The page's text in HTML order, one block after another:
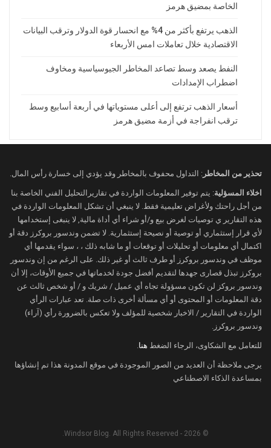
الخاصة بمضيق هرمز
الذهب يرتفع بأكثر من 4% مع انحسار قوة الدولار وترقب البيانات
الاقتصادية خلال تعاملات امس الأربعاء
النفط يصعد وسط تصاعد المخاطر الجيوسياسية ومخاوف
اضطراب الإمدادات
أسعار الذهب ترتفع إلى أعلى مستوياتها في أربعة أسابيع وسط
ترقب انفراجة في أزمة مضيق هرمز
تحذير من المخاطر : التداول محفوف بالمخاطر وقد يؤدي إلى خسارة رأس المال.
اخلاء المسؤلية: يتم توفير المعلومات الواردة في تقاريرالتحليل الفني الخاصة بنا
من أجل راحتك ولأغراض تعليمية فقط. لا ينبغي أن تشكل المعلومات الواردة في
هذه التقارير ي توصيات لغرض بيع و/أو شراء أي أداة مالية, لا ينبغى إستخدامها
لأي قرار إستثماري أو توصية أو نصيحة إستثمارية. لا تضمن وندسور بروكرز دقة أو
اكتمال أي معلومات أو تحليلات أو توقعات أو ما شابه ذلك ، ، سواء يقدمها أي
موظف في وندسور بروكرز أو طرف ثالث أو غير ذلك. على الرغم من إن وندسور
بروكرز تبذل قصارى جهدها لتقديم أفضل جودة لخدماتها في جميع الأوقات، إلا أن
وندسور بروكز لن تكون مسؤولة تجاه أي عميل / شريك و / أو شخص ثالث عن
دقة المعلومات أو المحتوى أو أي مسألة أخرى ذات صلة. تعد عبارات الرأي
الواردة في التقارير / الاخبار شخصية للمؤلف ولا تعكس بالضرورة رأي (آراء)
وندسور بروكرز.
للتعامل مع الشكاوى، الرجاء الضغط هنا.
يرجى ملاحظة أن العديد من الصور الموجودة في موقع المدونة هذا تم إنشاؤها
بمساعدة الذكاء الاصطناعي
© 2026 - Windsor Blog. All Rights Reserved.